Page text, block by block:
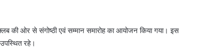
की ओर से संगोष्ठी एवं सम्मान समारोह का आयोजन किया गया। इस
रहे।